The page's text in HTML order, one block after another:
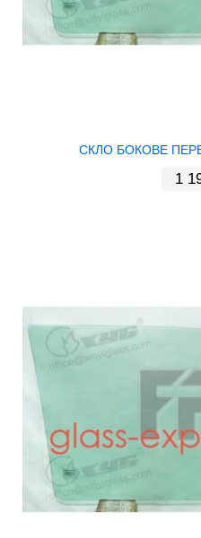
СКЛО БОКОВЕ
1